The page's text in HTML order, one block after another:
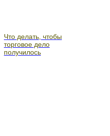
Что делать, чтобы
торговое дело
получилось